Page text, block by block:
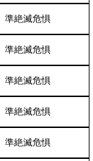
準絶滅危惧
準絶滅危惧
準絶滅危惧
準絶滅危惧
準絶滅危惧